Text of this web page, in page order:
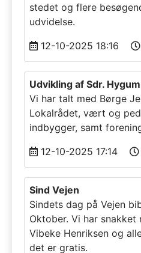
stedet og flere
udvidelse.
12-10-2025 18:16
Udvikling af Sdr.
Vi har talt med Børge
Lokalrådet, vært og
indbygger, samt
12-10-2025 17:14
Sind Vejen
Sindets dag på Vejen
Oktober. Vi har snakket
Vibeke Henriksen og
det er gratis.